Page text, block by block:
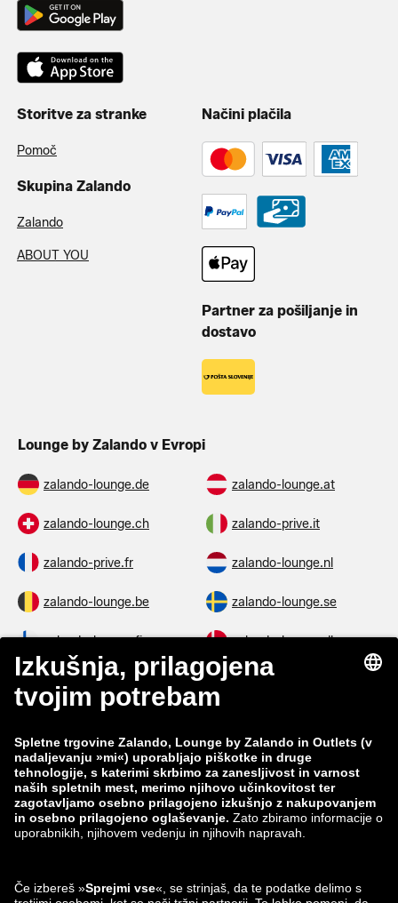
Storitve za stranke
Pomoč
Skupina Zalando
Zalando
ABOUT YOU
Načini plačila
Partner za pošiljanje in
dostavo
Lounge by Zalando v Evropi
zalando-lounge.de zalando-lounge.at
zalando-lounge.ch zalando-prive.it
zalando-prive.fr zalando-lounge.nl
zalando-lounge.be zalando-lounge.se
zalando-lounge.fi zalando-lounge.dk
zalando-lounge.co.uk zalando-lounge.pl
zalando-lounge.lt zalando-lounge.sk
zalando-lounge.ro zalando-lounge.hr
zalando-lounge.si zalando-lounge.hu